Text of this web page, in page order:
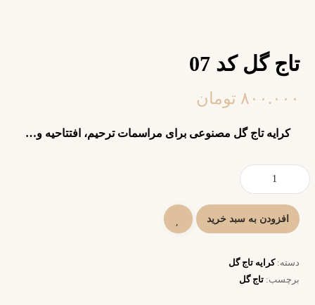
تاج گل کد 07
۸۰۰.۰۰۰ تومان
کرایه تاج گل مصنوعی برای مراسمات ترحیم، افتتاحیه و…
افزودن به سبد خرید
دسته:کرایه تاج گل
برچسب:تاج گل